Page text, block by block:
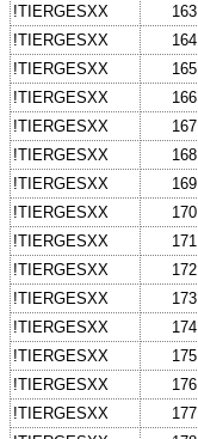
!TIERGESXX
163
!TIERGESXX
164
!TIERGESXX
165
!TIERGESXX
166
!TIERGESXX
167
!TIERGESXX
168
!TIERGESXX
169
!TIERGESXX
170
!TIERGESXX
171
!TIERGESXX
172
!TIERGESXX
173
!TIERGESXX
174
!TIERGESXX
175
!TIERGESXX
176
!TIERGESXX
177